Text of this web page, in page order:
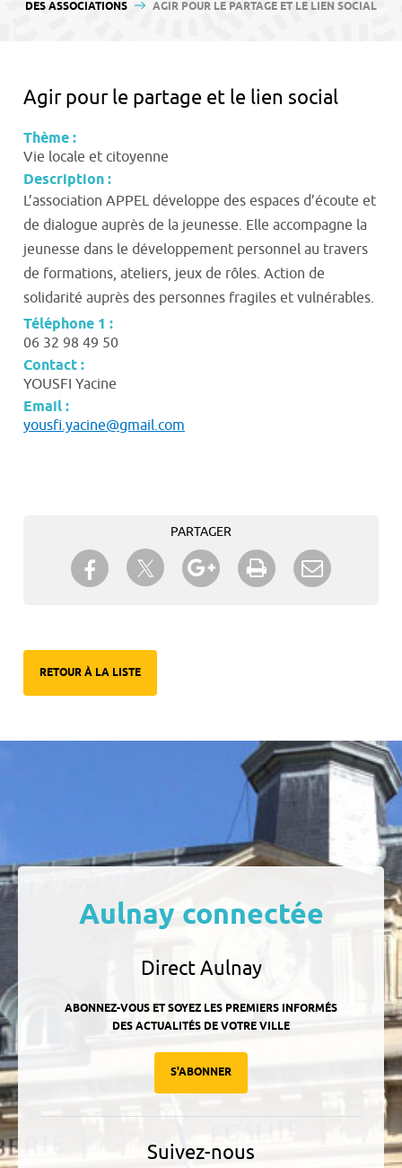
DES ASSOCIATIONS
AGIR POUR LE PARTAGE ET LE LIEN SOCIAL
Agir pour le partage et le lien social
Thème :
Vie locale et citoyenne
Description :
L’association APPEL développe des espaces d’écoute et
de dialogue auprès de la jeunesse. Elle accompagne la
jeunesse dans le développement personnel au travers
de formations, ateliers, jeux de rôles. Action de
solidarité auprès des personnes fragiles et vulnérables.
Téléphone 1 :
06 32 98 49 50
Contact :
YOUSFI Yacine
Email :
yousfi.yacine@gmail.com
PARTAGER
Partager sur Facebook
Partager sur TwitterPartager sur Google+
Imprimer
RETOUR À LA LISTE
Aulnay connectée
Direct Aulnay
ABONNEZ-VOUS ET SOYEZ LES PREMIERS INFORMÉS
DES ACTUALITÉS DE VOTRE VILLE
S'ABONNER
Suivez-nous